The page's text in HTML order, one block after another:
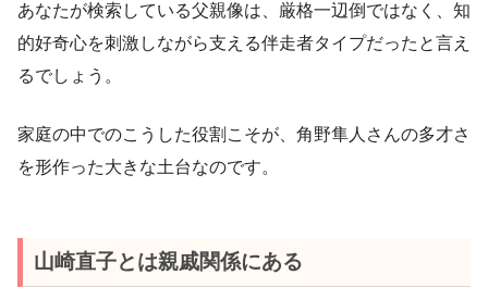
あなたが検索している父親像は、厳格一辺倒ではなく、知
的好奇心を刺激しながら支える伴走者タイプだったと言え
るでしょう。
家庭の中でのこうした役割こそが、角野隼人さんの多才さ
を形作った大きな土台なのです。
山崎直子とは親戚関係にある